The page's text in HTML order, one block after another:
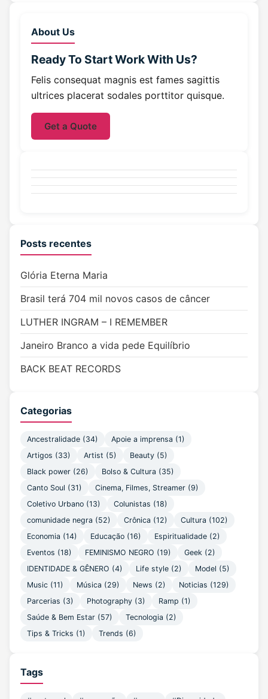
About Us
Ready To StartWork With Us?
Felis consequat magnis est fames sagittis
ultrices placerat sodales porttitor quisque.
Get a Quote
Posts recentes
Glória Eterna Maria
Brasil terá 704 mil novos casos de câncer
LUTHER INGRAM – I REMEMBER
Janeiro Branco a vida pede Equilíbrio
BACK BEAT RECORDS
Categorias
Ancestralidade (34) Apoie a imprensa (1)
Artigos (33) Artist (5) Beauty (5)
Black power (26) Bolso & Cultura (35)
Canto Soul (31) Cinema, Filmes, Streamer (9)
Coletivo Urbano (13) Colunistas (18)
comunidade negra (52) Crônica (12) Cultura (102)
Economia (14) Educação (16) Espiritualidade (2)
Eventos (18) FEMINISMO NEGRO (19) Geek (2)
IDENTIDADE & GÊNERO (4) Life style (2) Model (5)
Music (11) Música (29) News (2) Noticias (129)
Parcerias (3) Photography (3) Ramp (1)
Saúde & Bem Estar (57) Tecnologia (2)
Tips & Tricks (1) Trends (6)
Tags